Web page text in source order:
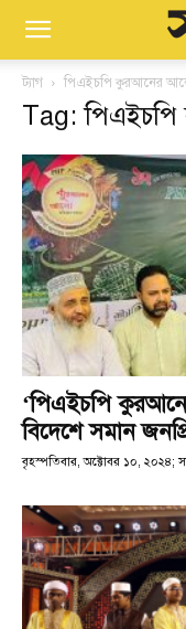
ট্যাগ পিএইচপি কুরআনের
Tag:
‘পিএইচপি
বিদেশে সমান
বৃহস্পতিবার, অক্টোবর ১০, ২০২৪;